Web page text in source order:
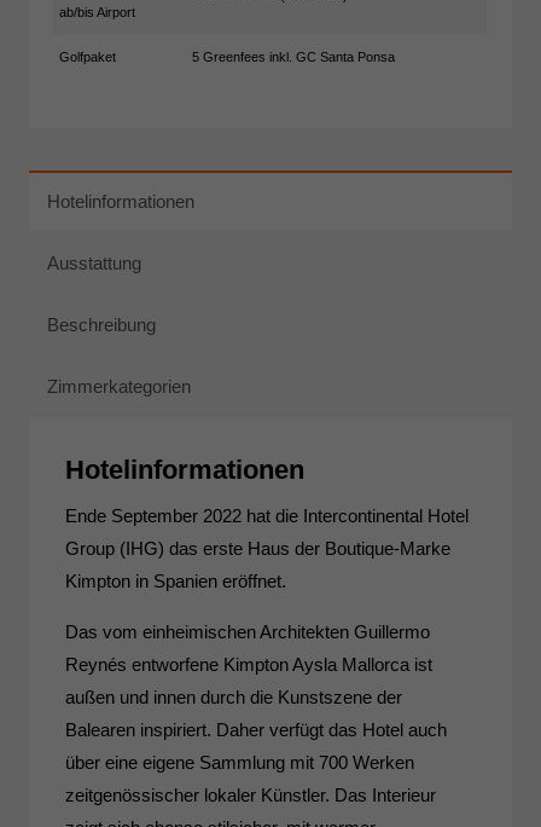
ab/bis Airport
Golfpaket 5 Greenfees inkl. GC Santa Ponsa
Hotelinformationen
Ausstattung
Beschreibung
Zimmerkategorien
Hotelinformationen
Ende September 2022 hat die Intercontinental Hotel
Group (IHG) das erste Haus der Boutique-Marke
Kimpton in Spanien eröffnet.
Das vom einheimischen Architekten Guillermo
Reynés entworfene Kimpton Aysla Mallorca ist
außen und innen durch die Kunstszene der
Balearen inspiriert. Daher verfügt das Hotel auch
über eine eigene Sammlung mit 700 Werken
zeitgenössischer lokaler Künstler. Das Interieur